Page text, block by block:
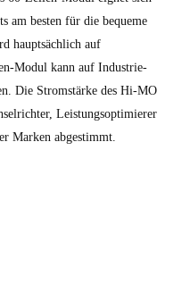
am besten für die bequeme
hauptsächlich auf
Modul kann auf Industrie-
Die Stromstärke des Hi-MO
Leistungsoptimierer
Marken abgestimmt.